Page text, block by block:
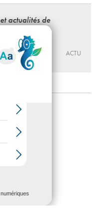
actualités de
ACTU